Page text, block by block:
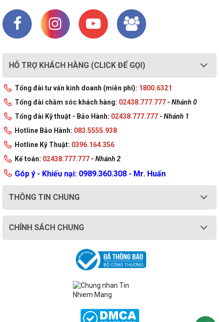
HỖ TRỢ KHÁCH HÀNG (CLICK ĐỂ GỌI)
Tổng đài tư vấn kinh doanh (miễn phí): 1800.6321
Tổng đài chăm sóc khách hàng: 02438.777.777 - Nhánh 0
Tổng đài Kỹ thuật - Bảo Hành: 02438.777.777 - Nhánh 1
Hotline Bảo Hành: 083.5555.938
Hotline Kỹ Thuật: 0396.164.356
Kế toán: 02438.777.777 - Nhánh 2
Góp ý - Khiếu nại: 0989.360.308 - Mr. Huấn
THÔNG TIN CHUNG
CHÍNH SÁCH CHUNG